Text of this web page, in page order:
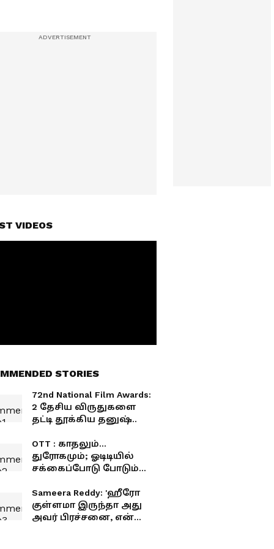
VIDEOS
STORIES
72nd National Film Awards:
2 தேசிய விருதுகளை
தட்டி தூக்கிய தனுஷ்..
OTT : காதலும்...
துரோகமும்; ஓடிடியில்
சக்கைப்போடு போடும்
- கதை என்ன தெரியுமா?
Sameera Reddy: 'ஹீரோ
குள்ளமா இருந்தா அது
அவர் பிரச்சனை, என்